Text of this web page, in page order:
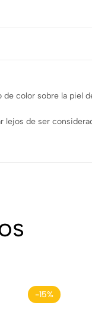
color sobre la piel
lejos de ser
-15%